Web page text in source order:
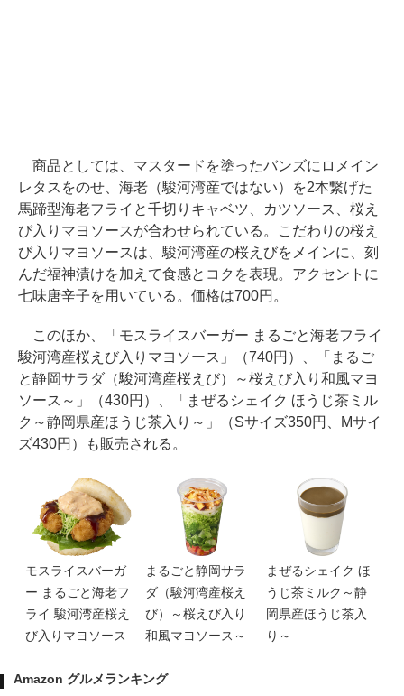
商品としては、マスタードを塗ったバンズにロメイン
レタスをのせ、海老（駿河湾産ではない）を2本繋げた
馬蹄型海老フライと千切りキャベツ、カツソース、桜え
び入りマヨソースが合わせられている。こだわりの桜え
び入りマヨソースは、駿河湾産の桜えびをメインに、刻
んだ福神漬けを加えて食感とコクを表現。アクセントに
七味唐辛子を用いている。価格は700円。
このほか、「モスライスバーガー まるごと海老フライ
駿河湾産桜えび入りマヨソース」（740円）、「まるご
と静岡サラダ（駿河湾産桜えび）～桜えび入り和風マヨ
ソース～」（430円）、「まぜるシェイク ほうじ茶ミル
ク～静岡県産ほうじ茶入り～」（Sサイズ350円、Mサイ
ズ430円）も販売される。
モスライスバーガ
ー まるごと海老フ
ライ 駿河湾産桜え
び入りマヨソース
まるごと静岡サラ
ダ（駿河湾産桜え
び）～桜えび入り
和風マヨソース～
まぜるシェイク ほ
うじ茶ミルク～静
岡県産ほうじ茶入
り～
Amazon グルメランキング